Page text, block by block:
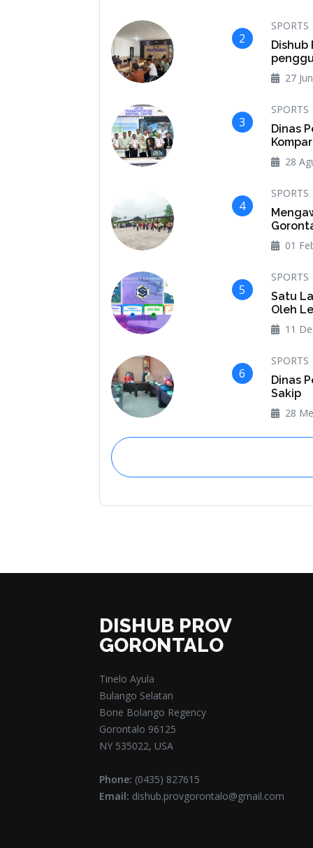
2
SPORTS
Dishub
27
3
SPORTS
Dinas
28
4
SPORTS
01
5
SPORTS
Satu
Oleh
11
6
SPORTS
Dinas
Sakip
28
DISHUB PROV
GORONTALO
Tinelo Ayula
Bulango Selatan
Bone Bolango Regency
Gorontalo 96125
NY 535022, USA
Phone: (0435) 827615
Email: dishub.provgorontalo@gmail.com